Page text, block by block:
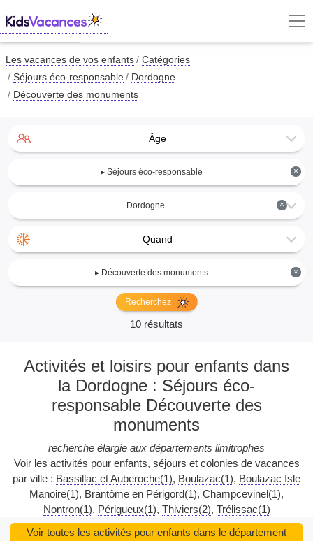
Les vacances de vos enfants
Catégories
Séjours éco-responsable
Dordogne
Découverte des monuments
Âge
×
▸ Séjours éco-responsable
×
Dordogne
Quand
×
▸ Découverte des monuments
Recherchez
10 résultats
Activités et loisirs pour enfants dans
la Dordogne : Séjours éco-
responsable Découverte des
monuments
recherche élargie aux départements limitrophes
Voir les activités pour enfants, séjours et colonies de vacances
par ville : Bassillac et Auberoche(1) Boulazac(1) Boulazac Isle
Manoire(1) Brantôme en Périgord(1) Champcevinel(1)
Nontron(1) Périgueux(1) Thiviers(2) Trélissac(1)
Voir toutes les activités pour enfants dans le département